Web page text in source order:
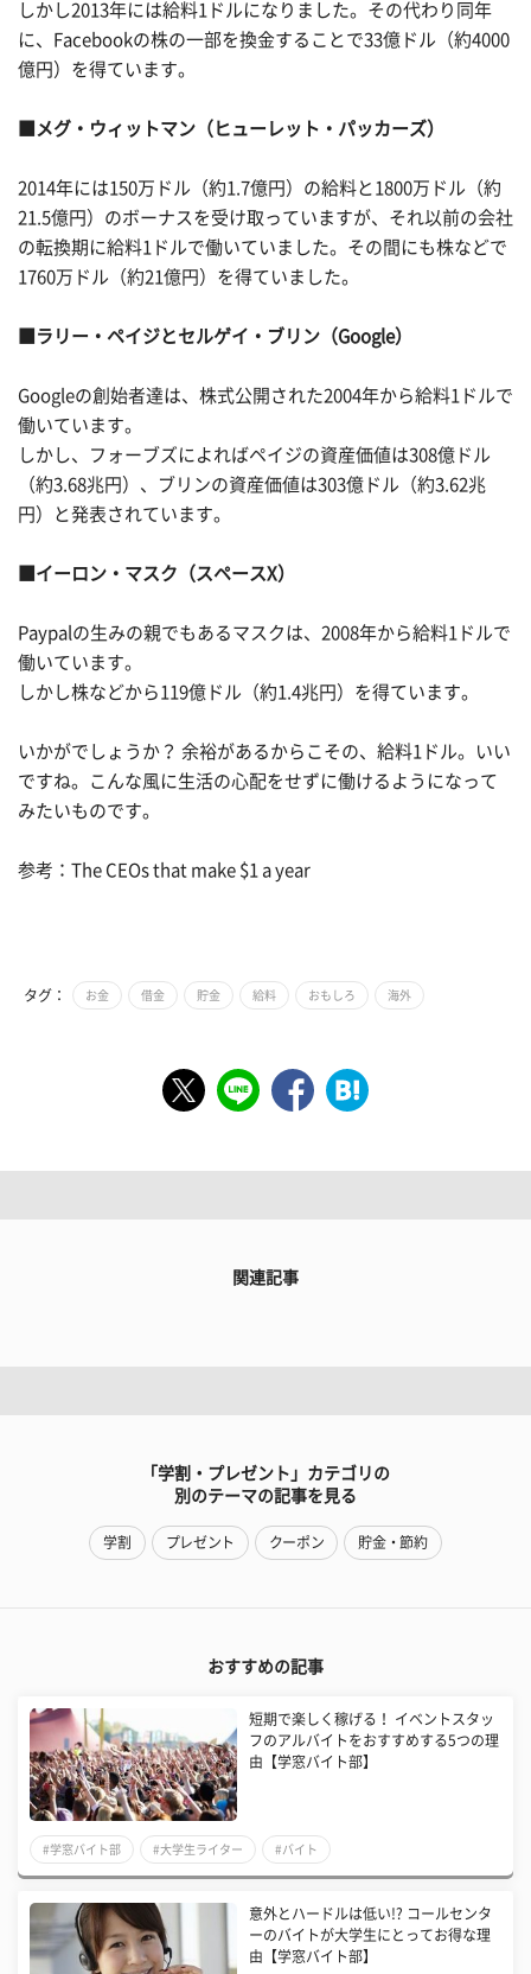
しかし2013年には給料1ドルになりました。その代わり同年
に、Facebookの株の一部を換金することで33億ドル（約4000
億円）を得ています。
■メグ・ウィットマン（ヒューレット・パッカーズ）
2014年には150万ドル（約1.7億円）の給料と1800万ドル（約
21.5億円）のボーナスを受け取っていますが、それ以前の会社
の転換期に給料1ドルで働いていました。その間にも株などで
1760万ドル（約21億円）を得ていました。
■ラリー・ペイジとセルゲイ・ブリン（Google）
Googleの創始者達は、株式公開された2004年から給料1ドルで
働いています。
しかし、フォーブズによればペイジの資産価値は308億ドル
（約3.68兆円）、ブリンの資産価値は303億ドル（約3.62兆
円）と発表されています。
■イーロン・マスク（スペースX）
Paypalの生みの親でもあるマスクは、2008年から給料1ドルで
働いています。
しかし株などから119億ドル（約1.4兆円）を得ています。
いかがでしょうか？ 余裕があるからこその、給料1ドル。いい
ですね。こんな風に生活の心配をせずに働けるようになって
みたいものです。
参考：The CEOs that make $1 a year
タグ： お金 借金 貯金 給料 おもしろ 海外
関連記事
「学割・プレゼント」カテゴリの
別のテーマの記事を見る
学割 プレゼント クーポン 貯金・節約
おすすめの記事
短期で楽しく稼げる！ イベントスタッ
フのアルバイトをおすすめする5つの理
由【学窓バイト部】
#学窓バイト部 #大学生ライター #バイト
意外とハードルは低い!? コールセンタ
ーのバイトが大学生にとってお得な理
由【学窓バイト部】